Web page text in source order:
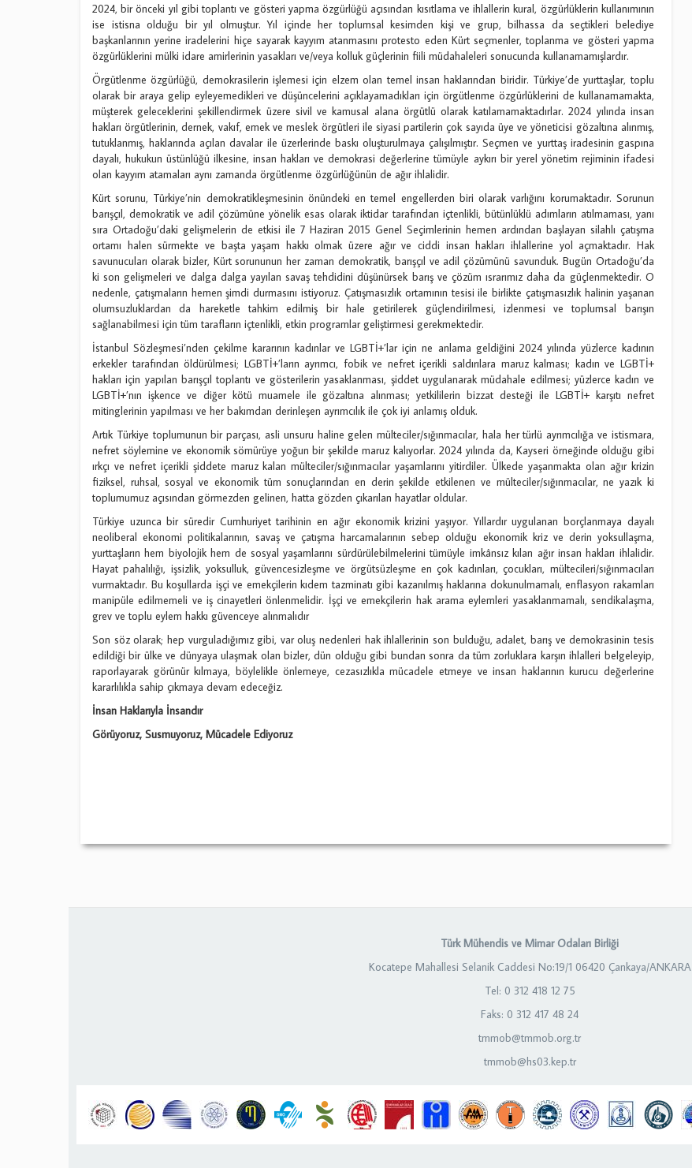
2024, bir önceki yıl gibi toplantı ve gösteri yapma özgürlüğü açısından kısıtlama ve ihlallerin kural, özgürlüklerin kullanımının
ise istisna olduğu bir yıl olmuştur. Yıl içinde her toplumsal kesimden kişi ve grup, bilhassa da seçtikleri belediye
başkanlarının yerine iradelerini hiçe sayarak kayyım atanmasını protesto eden Kürt seçmenler, toplanma ve gösteri yapma
özgürlüklerini mülki idare amirlerinin yasakları ve/veya kolluk güçlerinin fiili müdahaleleri sonucunda kullanamamışlardır.
Örgütlenme özgürlüğü, demokrasilerin işlemesi için elzem olan temel insan haklarından biridir. Türkiye’de yurttaşlar, toplu
olarak bir araya gelip eyleyemedikleri ve düşüncelerini açıklayamadıkları için örgütlenme özgürlüklerini de kullanamamakta,
müşterek geleceklerini şekillendirmek üzere sivil ve kamusal alana örgütlü olarak katılamamaktadırlar. 2024 yılında insan
hakları örgütlerinin, dernek, vakıf, emek ve meslek örgütleri ile siyasi partilerin çok sayıda üye ve yöneticisi gözaltına alınmış,
tutuklanmış, haklarında açılan davalar ile üzerlerinde baskı oluşturulmaya çalışılmıştır. Seçmen ve yurttaş iradesinin gaspına
dayalı, hukukun üstünlüğü ilkesine, insan hakları ve demokrasi değerlerine tümüyle aykırı bir yerel yönetim rejiminin ifadesi
olan kayyım atamaları aynı zamanda örgütlenme özgürlüğünün de ağır ihlalidir.
Kürt sorunu, Türkiye’nin demokratikleşmesinin önündeki en temel engellerden biri olarak varlığını korumaktadır. Sorunun
barışçıl, demokratik ve adil çözümüne yönelik esas olarak iktidar tarafından içtenlikli, bütünlüklü adımların atılmaması, yanı
sıra Ortadoğu’daki gelişmelerin de etkisi ile 7 Haziran 2015 Genel Seçimlerinin hemen ardından başlayan silahlı çatışma
ortamı halen sürmekte ve başta yaşam hakkı olmak üzere ağır ve ciddi insan hakları ihlallerine yol açmaktadır. Hak
savunucuları olarak bizler, Kürt sorununun her zaman demokratik, barışçıl ve adil çözümünü savunduk. Bugün Ortadoğu’da
ki son gelişmeleri ve dalga dalga yayılan savaş tehdidini düşünürsek barış ve çözüm ısrarımız daha da güçlenmektedir. O
nedenle, çatışmaların hemen şimdi durmasını istiyoruz. Çatışmasızlık ortamının tesisi ile birlikte çatışmasızlık halinin yaşanan
olumsuzluklardan da hareketle tahkim edilmiş bir hale getirilerek güçlendirilmesi, izlenmesi ve toplumsal barışın
sağlanabilmesi için tüm tarafların içtenlikli, etkin programlar geliştirmesi gerekmektedir.
İstanbul Sözleşmesi’nden çekilme kararının kadınlar ve LGBTİ+’lar için ne anlama geldiğini 2024 yılında yüzlerce kadının
erkekler tarafından öldürülmesi; LGBTİ+’ların ayrımcı, fobik ve nefret içerikli saldırılara maruz kalması; kadın ve LGBTİ+
hakları için yapılan barışçıl toplantı ve gösterilerin yasaklanması, şiddet uygulanarak müdahale edilmesi; yüzlerce kadın ve
LGBTİ+’nın işkence ve diğer kötü muamele ile gözaltına alınması; yetkililerin bizzat desteği ile LGBTİ+ karşıtı nefret
mitinglerinin yapılması ve her bakımdan derinleşen ayrımcılık ile çok iyi anlamış olduk.
Artık Türkiye toplumunun bir parçası, asli unsuru haline gelen mülteciler/sığınmacılar, hala her türlü ayrımcılığa ve istismara,
nefret söylemine ve ekonomik sömürüye yoğun bir şekilde maruz kalıyorlar. 2024 yılında da, Kayseri örneğinde olduğu gibi
ırkçı ve nefret içerikli şiddete maruz kalan mülteciler/sığınmacılar yaşamlarını yitirdiler. Ülkede yaşanmakta olan ağır krizin
fiziksel, ruhsal, sosyal ve ekonomik tüm sonuçlarından en derin şekilde etkilenen ve mülteciler/sığınmacılar, ne yazık ki
toplumumuz açısından görmezden gelinen, hatta gözden çıkarılan hayatlar oldular.
Türkiye uzunca bir süredir Cumhuriyet tarihinin en ağır ekonomik krizini yaşıyor. Yıllardır uygulanan borçlanmaya dayalı
neoliberal ekonomi politikalarının, savaş ve çatışma harcamalarının sebep olduğu ekonomik kriz ve derin yoksullaşma,
yurttaşların hem biyolojik hem de sosyal yaşamlarını sürdürülebilmelerini tümüyle imkânsız kılan ağır insan hakları ihlalidir.
Hayat pahalılığı, işsizlik, yoksulluk, güvencesizleşme ve örgütsüzleşme en çok kadınları, çocukları, mültecileri/sığınmacıları
vurmaktadır. Bu koşullarda işçi ve emekçilerin kıdem tazminatı gibi kazanılmış haklarına dokunulmamalı, enflasyon rakamları
manipüle edilmemeli ve iş cinayetleri önlenmelidir. İşçi ve emekçilerin hak arama eylemleri yasaklanmamalı, sendikalaşma,
grev ve toplu eylem hakkı güvenceye alınmalıdır
Son söz olarak; hep vurguladığımız gibi, var oluş nedenleri hak ihlallerinin son bulduğu, adalet, barış ve demokrasinin tesis
edildiği bir ülke ve dünyaya ulaşmak olan bizler, dün olduğu gibi bundan sonra da tüm zorluklara karşın ihlalleri belgeleyip,
raporlayarak görünür kılmaya, böylelikle önlemeye, cezasızlıkla mücadele etmeye ve insan haklarının kurucu değerlerine
kararlılıkla sahip çıkmaya devam edeceğiz.
İnsan Haklarıyla İnsandır
Görüyoruz, Susmuyoruz, Mücadele Ediyoruz
Türk Mühendis ve Mimar Odaları Birliği
Kocatepe Mahallesi Selanik Caddesi No:19/1 06420 Çankaya/ANKARA
Tel: 0 312 418 12 75
Faks: 0 312 417 48 24
tmmob@tmmob.org.tr
tmmob@hs03.kep.tr